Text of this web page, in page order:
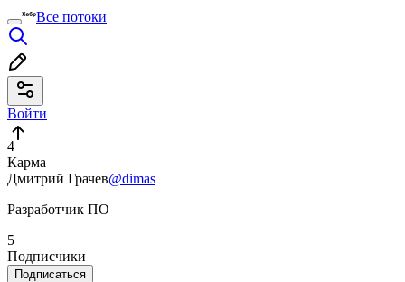
Все потоки
Войти
4
Карма
Дмитрий Грачев@dimas
Разработчик ПО
5
Подписчики
Подписаться